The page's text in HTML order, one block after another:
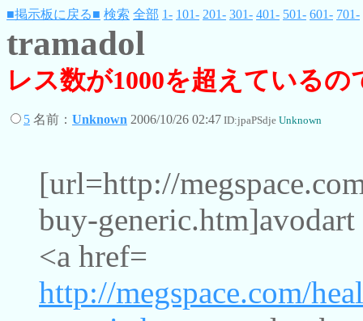
■掲示板に戻る■ 検索 全部 1- 101- 201- 301- 401- 501- 601- 701-
tramadol
レス数が1000を超えている
5 名前： Unknown 2006/10/26 02:47 ID:jpaPSdje Unknown
[url=http://
buy-
<a href=
http://megspace.com/